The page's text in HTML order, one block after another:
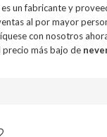
es un fabricante y
al por mayor
con nosotros
más bajo de